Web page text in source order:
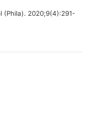
(Phila). 2020;9(4):291-